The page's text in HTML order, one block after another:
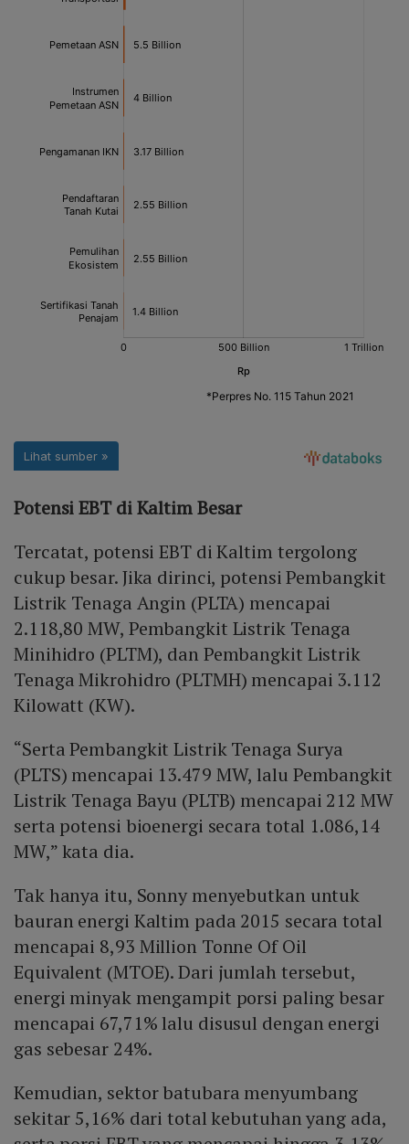
Potensi EBT di Kaltim Besar
Tercatat, potensi EBT di Kaltim tergolong
cukup besar. Jika dirinci, potensi Pembangkit
Listrik Tenaga Angin (PLTA) mencapai
2.118,80 MW, Pembangkit Listrik Tenaga
Minihidro (PLTM), dan Pembangkit Listrik
Tenaga Mikrohidro (PLTMH) mencapai 3.112
Kilowatt (KW).
“Serta Pembangkit Listrik Tenaga Surya
(PLTS) mencapai 13.479 MW, lalu Pembangkit
Listrik Tenaga Bayu (PLTB) mencapai 212 MW
serta potensi bioenergi secara total 1.086,14
MW,” kata dia.
Tak hanya itu, Sonny menyebutkan untuk
bauran energi Kaltim pada 2015 secara total
mencapai 8,93 Million Tonne Of Oil
Equivalent (MTOE). Dari jumlah tersebut,
energi minyak mengampit porsi paling besar
mencapai 67,71% lalu disusul dengan energi
gas sebesar 24%.
Kemudian, sektor batubara menyumbang
sekitar 5,16% dari total kebutuhan yang ada,